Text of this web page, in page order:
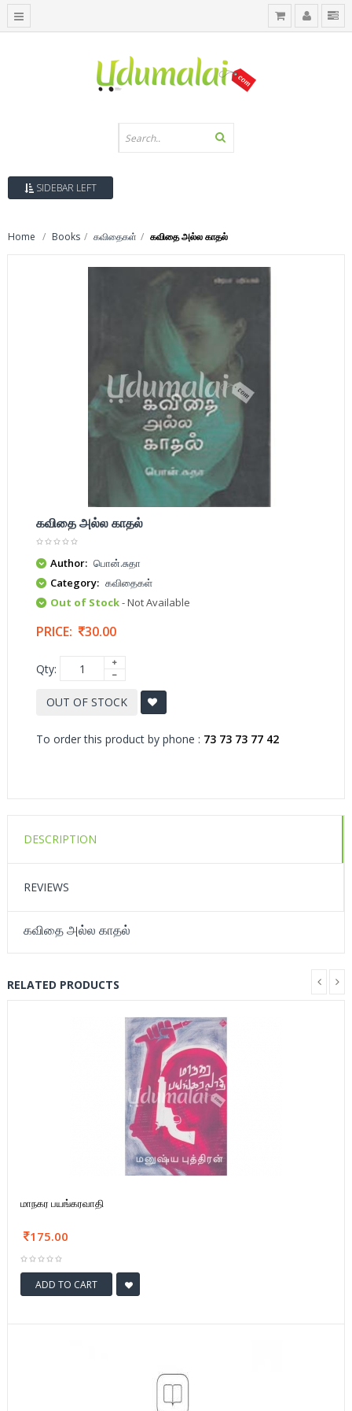
SIDEBAR LEFT
Home Books கவிதைகள் கவிதை அல்ல காதல்
கவிதை அல்ல காதல்
Author: பொன்.சுதா
Category: கவிதைகள்
Out of Stock- Not Available
PRICE: 30.00
Qty:
OUT OF STOCK
To order this product by phone : 73 73 73 77 42
DESCRIPTION
REVIEWS
கவிதை அல்ல காதல்
RELATED PRODUCTS
மாநகர பயங்கரவாதி
175.00
ADD TO CART